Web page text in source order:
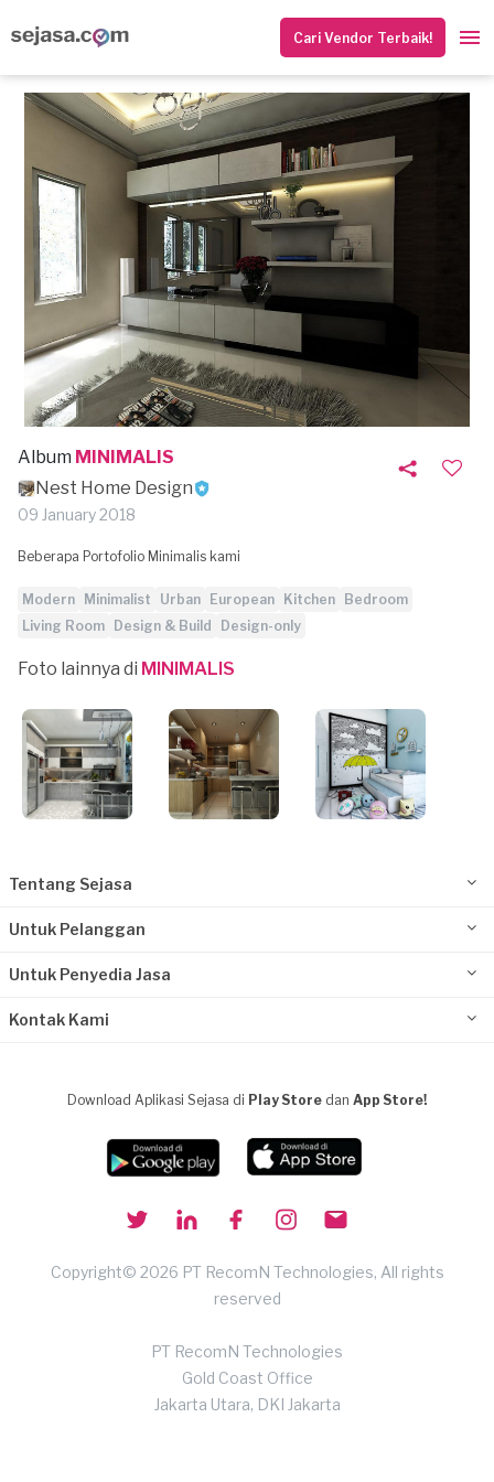
Cari Vendor Terbaik!
Album MINIMALIS
Nest Home Design
09 January 2018
Beberapa Portofolio Minimalis kami
Modern Minimalist Urban European Kitchen
Bedroom
Living Room
Design & Build Design-only
Foto lainnya di MINIMALIS
Tentang Sejasa
Untuk Pelanggan
Untuk Penyedia Jasa
Kontak Kami
Download Aplikasi Sejasa di Play Store dan App Store!
Copyright© 2026 PT RecomN Technologies, All rights
reserved
PT RecomN Technologies
Gold Coast Office
Jakarta Utara, DKI Jakarta